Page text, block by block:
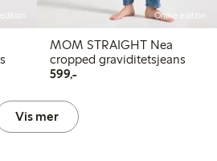
Online edition
MOM STRAIGHT Nea
cropped graviditetsjeans
599,-599,00 kr
Vis mer